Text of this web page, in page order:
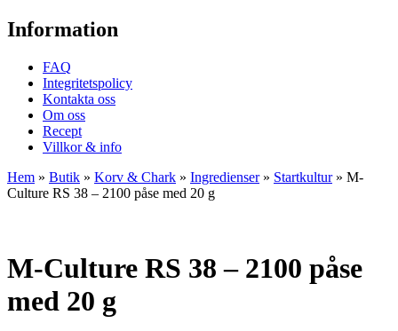
Information
FAQ
Integritetspolicy
Kontakta oss
Om oss
Recept
Villkor & info
Hem » Butik » Korv & Chark » Ingredienser» Startkultur» M-
Culture RS 38 – 2100 påse med 20 g
M-Culture RS 38 – 2100 påse
med 20 g